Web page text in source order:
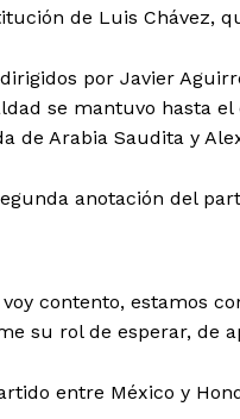
de Luis Chávez,
por Javier
se mantuvo hasta
de Arabia Saudita y
anotación del
voy contento, estamos
su rol de esperar, de
entre México y